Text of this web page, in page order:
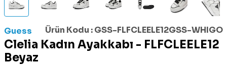
Guess Ürün Kodu :GSS-FLFCLEELE12GSS-WHIGO
Clelia Kadın Ayakkabı - FLFCLEELE12
Beyaz